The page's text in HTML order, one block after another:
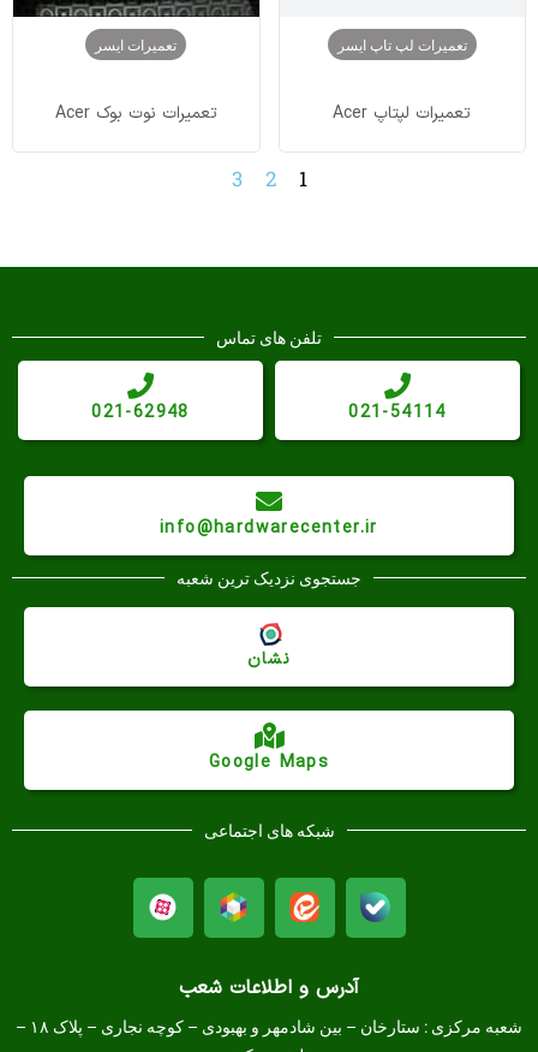
تعمیرات لپ تاپ ایسر
تعمیرات لپتاپ Acer
تعمیرات ایسر
تعمیرات نوت بوک Acer
1
2
3
آدرس و اطلاعات شعب
شعبه مرکزی :
ستارخان – بین شادمهر و بهبودی – کوچه نجاری – پلاک ۱۸ –
تلفن های تماس
021-54114
021-62948
info@hardwarecenter.ir
جستجوی نزدیک ترین شعبه
Google Maps
نشان
شبکه های اجتماعی